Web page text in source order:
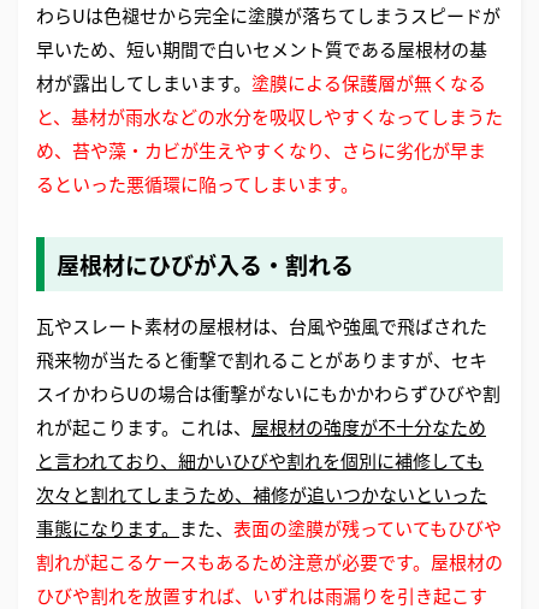
わらUは色褪せから完全に塗膜が落ちてしまうスピードが
早いため、短い期間で白いセメント質である屋根材の基
材が露出してしまいます。 塗膜による保護層が無くなる
と、基材が雨水などの水分を吸収しやすくなってしまうた
め、苔や藻・カビが生えやすくなり、さらに劣化が早ま
るといった悪循環に陥ってしまいます。
屋根材にひびが入る・割れる
瓦やスレート素材の屋根材は、台風や強風で飛ばされた
飛来物が当たると衝撃で割れることがありますが、セキ
スイかわらUの場合は衝撃がないにもかかわらずひびや割
れが起こります。これは、 屋根材の強度が不十分なため
と言われており、細かいひびや割れを個別に補修しても
次々と割れてしまうため、補修が追いつかないといった
事態になります。 また、 表面の塗膜が残っていてもひびや
割れが起こるケースもあるため注意が必要です。屋根材の
ひびや割れを放置すれば、いずれは雨漏りを引き起こす